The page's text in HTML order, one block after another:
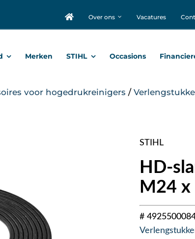
Over ons Vacatures
Merken STIHL Occasions
voor hogedrukreinigers /
STIHL
HD-
M24 x
#